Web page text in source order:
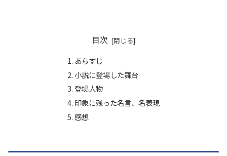
目次
あらすじ
小説に登場した舞台
登場人物
印象に残った名言、名表現
感想